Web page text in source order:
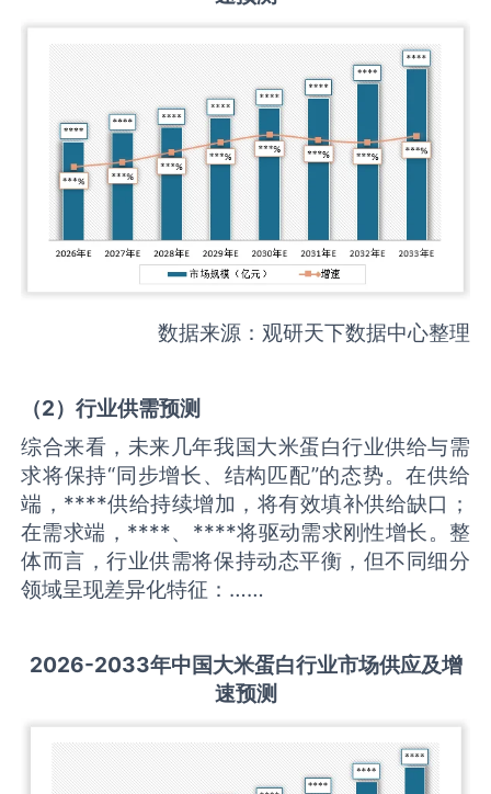
数据来源：观研天下数据中心整理
（2）行业供需预测
综合来看，未来几年我国大米蛋白行业供给与需
求将保持“同步增长、结构匹配”的态势。在供给
端，****供给持续增加，将有效填补供给缺口；
在需求端，****、****将驱动需求刚性增长。整
体而言，行业供需将保持动态平衡，但不同细分
领域呈现差异化特征：……
2026-2033年中国大米蛋白行业市场供应及增
速预测